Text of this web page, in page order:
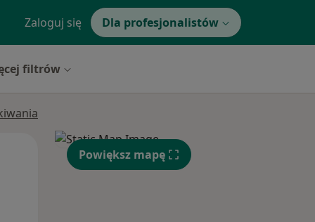
Zaloguj się Dla profesjonalistów
filtrów
Wt, Śr,
Powiększ mapę